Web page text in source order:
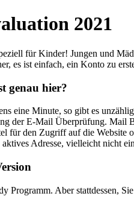
2021
für Kinder! Jungen und
es ist einfach, ein Konto zu
genau hier?
eine Minute, so gibt es
der E-Mail Überprüfung. Mail
für den Zugriff auf die Website
Adresse, vielleicht nicht
Programm. Aber stattdessen,